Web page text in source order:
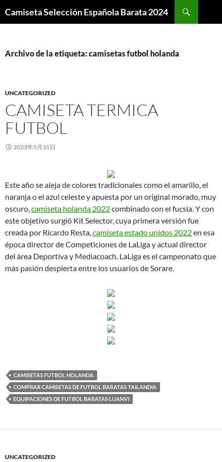
Camiseta Selección Española Barata 2024
Archivo de la etiqueta: camisetas futbol holanda
UNCATEGORIZED
CAMISETA TERMICA
FUTBOL
2023年5月31日
Este año se aleja de colores tradicionales como el amarillo, el
naranja o el azul celeste y apuesta por un original morado, muy
oscuro,camiseta holanda 2022combinado con el fucsia. Y con
este objetivo surgió Kit Selector, cuya primera versión fue
creada por Ricardo Resta,camiseta estado unidos 2022en esa
época director de Competiciones de LaLiga y actual director
del área Deportiva y Mediacoach. LaLiga es el campeonato que
más pasión despierta entre los usuarios de Sorare.
CAMISETAS FUTBOL HOLANDA
COMPRAR CAMISETAS DE FUTBOL BARATAS TAILANDIA
EQUIPACIONES DE FUTBOL BARATAS LUANVI
UNCATEGORIZED